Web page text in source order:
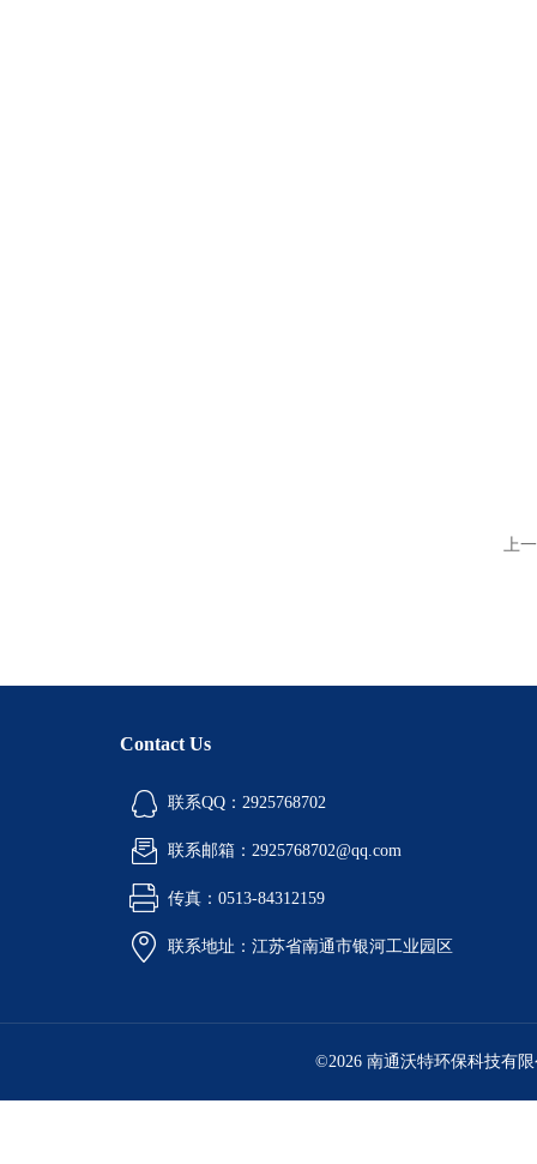
上
Contact Us
联系QQ：2925768702
联系邮箱：2925768702@qq.com
传真：0513-84312159
联系地址：江苏省南通市银河工业园区
©2026 南通沃特环保科技有